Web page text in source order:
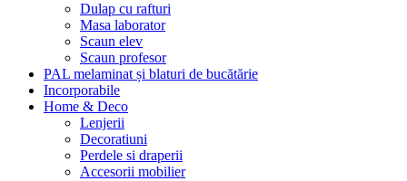
Dulap cu rafturi
Masa laborator
Scaun elev
Scaun profesor
PAL melaminat și blaturi de bucătărie
Incorporabile
Home & Deco
Lenjerii
Decoratiuni
Perdele si draperii
Accesorii mobilier